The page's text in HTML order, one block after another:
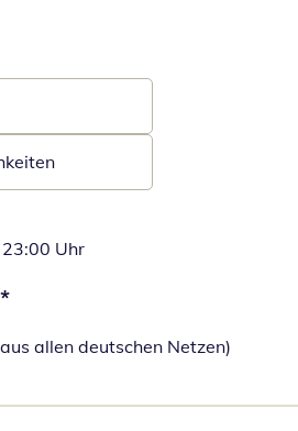
Uhr
*
allen deutschen Netzen)